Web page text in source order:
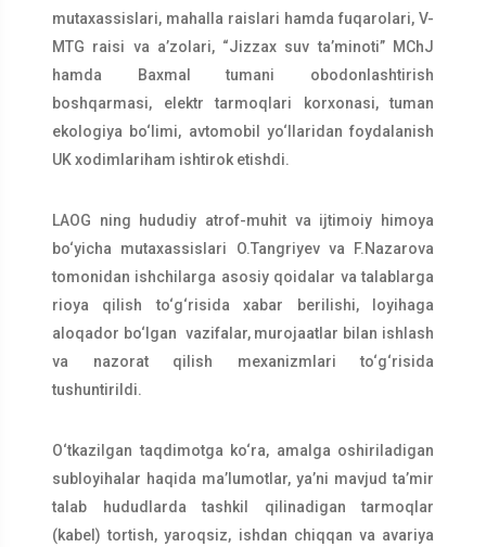
mutaxassislari, mahalla raislari hamda fuqarolari, V-
MTG raisi va a’zolari, “Jizzax suv taʼminoti” MChJ
hamda Baxmal tumani obodonlashtirish
boshqarmasi, elektr tarmoqlari korxonasi, tuman
ekologiya bo‘limi, avtomobil yo‘llaridan foydalanish
UK xodimlariham ishtirok etishdi.
LAOG ning hududiy atrof-muhit va ijtimoiy himoya
bo‘yicha mutaxassislari O.Tangriyev va F.Nazarova
tomonidan ishchilarga asosiy qoidalar va talablarga
rioya qilish to‘g‘risida xabar berilishi, loyihaga
aloqador bo‘lgan vazifalar, murojaatlar bilan ishlash
va nazorat qilish mexanizmlari to‘g‘risida
tushuntirildi.
O‘tkazilgan taqdimotga ko‘ra, amalga oshiriladigan
subloyihalar haqida ma’lumotlar, ya’ni mavjud ta’mir
talab hududlarda tashkil qilinadigan tarmoqlar
(kabel) tortish, yaroqsiz, ishdan chiqqan va avariya